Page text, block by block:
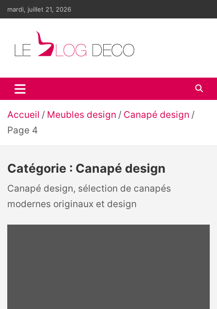
Aller
mardi, juillet 21, 2026
Le blog déco
LE blog de la décoration d'intérieur et du design
Accueil Meubles design
Canapé design
Page 4
Catégorie : Canapé design
Canapé design, sélection de canapés
modernes originaux et design